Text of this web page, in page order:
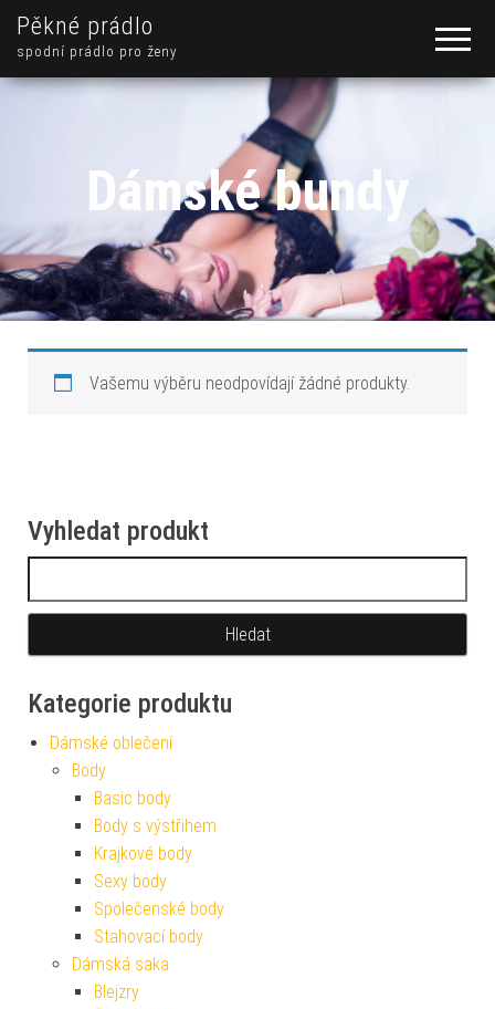
Pěkné prádlo
spodní prádlo pro ženy
Dámské bundy
Vašemu výběru neodpovídají žádné produkty.
Vyhledat produkt
Kategorie produktu
Dámské oblečení
Body
Basic body
Body s výstřihem
Krajkové body
Sexy body
Společenské body
Stahovací body
Dámská saka
Blejzry